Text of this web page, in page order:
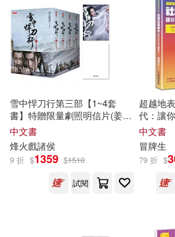
汪啟明，邱小波編著(1)
汪豪(1)
沈龍明 張小皖 等 編著(1)
無敵英語小組編著(1)
無敵英語編輯小組(1)
王守仁（主編
魔豆文化(1)
黑龍江少年兒童出版社(1)
雪中悍刀行第三部【1~4套
書】特贈限量劇照明信片(姜泥
款)：張若昀、胡軍、李庚希領
銜主演電視劇《雪中悍刀行》
原著小說
中文書
烽火戲諸侯
9 折 $1359 $1510
試閱
超越地
代：讓
20%：
藏私最
IG、
全攻略
中文書
冒牌生
79 折 $